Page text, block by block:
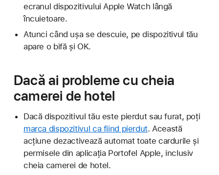
ecranul dispozitivului Apple Watch lângă
încuietoare.
Atunci când ușa se descuie, pe dispozitivul tău
apare o bifă și OK.
Dacă ai probleme cu cheia
camerei de hotel
Dacă dispozitivul tău este pierdut sau furat, poți
marca dispozitivul ca fiind pierdut. Această
acțiune dezactivează automat toate cardurile și
permisele din aplicația Portofel Apple, inclusiv
cheia camerei de hotel.